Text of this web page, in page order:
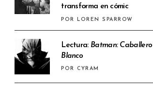
transforma en cómic
POR LOREN SPARROW
Lectura: Batman: Caballero
Blanco
POR CYRAM